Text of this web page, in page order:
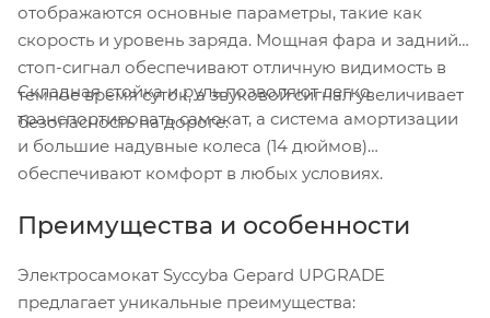
отображаются основные параметры, такие как
скорость и уровень заряда. Мощная фара и задний
стоп-сигнал обеспечивают отличную видимость в
темное время суток, а звуковой сигнал увеличивает
безопасность на дороге.
Складная стойка и руль позволяют легко
транспортировать самокат, а система амортизации
и большие надувные колеса (14 дюймов)
обеспечивают комфорт в любых условиях.
Преимущества и особенности
Электросамокат Syccyba Gepard UPGRADE
предлагает уникальные преимущества: